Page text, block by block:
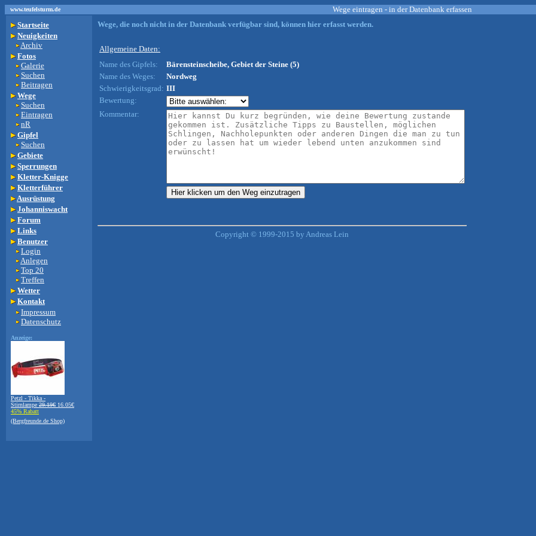
www.teufelsturm.de Wege eintragen - in der Datenbank erfassen
Startseite
Neuigkeiten
Archiv
Fotos
Galerie
Suchen
Beitragen
Wege
Suchen
Eintragen
nR
Gipfel
Suchen
Gebiete
Sperrungen
Kletter-Knigge
Kletterführer
Ausrüstung
Johanniswacht
Forum
Links
Benutzer
Login
Anlegen
Top 20
Treffen
Wetter
Kontakt
Impressum
Datenschutz
Anzeige:
Petzl - Tikka -
Stirnlampe 29.19€ 16.05€
45% Rabatt
(Bergfreunde.de Shop)
Wege, die noch nicht in der Datenbank verfügbar sind, können hier erfasst werden.
Allgemeine Daten:
Name des Gipfels:
Bärensteinscheibe, Gebiet der Steine (5)
Name des Weges:
Nordweg
Schwierigkeitsgrad: III
Bewertung:
Kommentar:
Copyright © 1999-2015 by Andreas Lein